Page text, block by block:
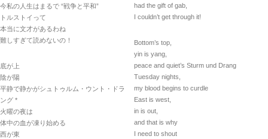
今私の人生はまるで “戦争と平和”
トルストイって
本当に文才があるわね
難しすぎて読めないの！
底が上
陰が陽
平静で静かがシュトゥルム・ウント・ドラ
ング *
火曜の夜は
体中の血が凍り始める
西が東
had the gift of gab,
I couldn’t get through it!
Bottom’s top,
yin is yang,
peace and quiet’s Sturm und Drang
Tuesday nights,
my blood begins to curdle
East is west,
in is out,
and that is why
I need to shout